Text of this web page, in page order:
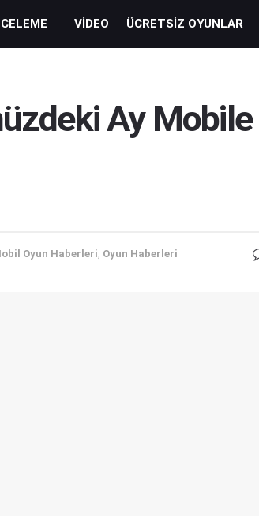
VIDEO ÜCRETSIZ OYUNLAR
Ay Mobile
Oyun Haberleri Oyun Haberleri